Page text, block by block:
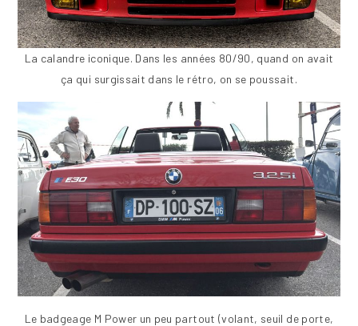
La calandre iconique. Dans les années 80/90, quand on avait
ça qui surgissait dans le rétro, on se poussait.
Le badgeage M Power un peu partout (volant, seuil de porte,